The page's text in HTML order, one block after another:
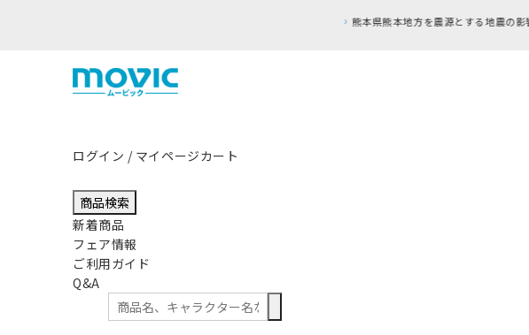
ログイン / マイページカート
商品検索
新着商品
フェア情報
ご利用ガイド
Q&A